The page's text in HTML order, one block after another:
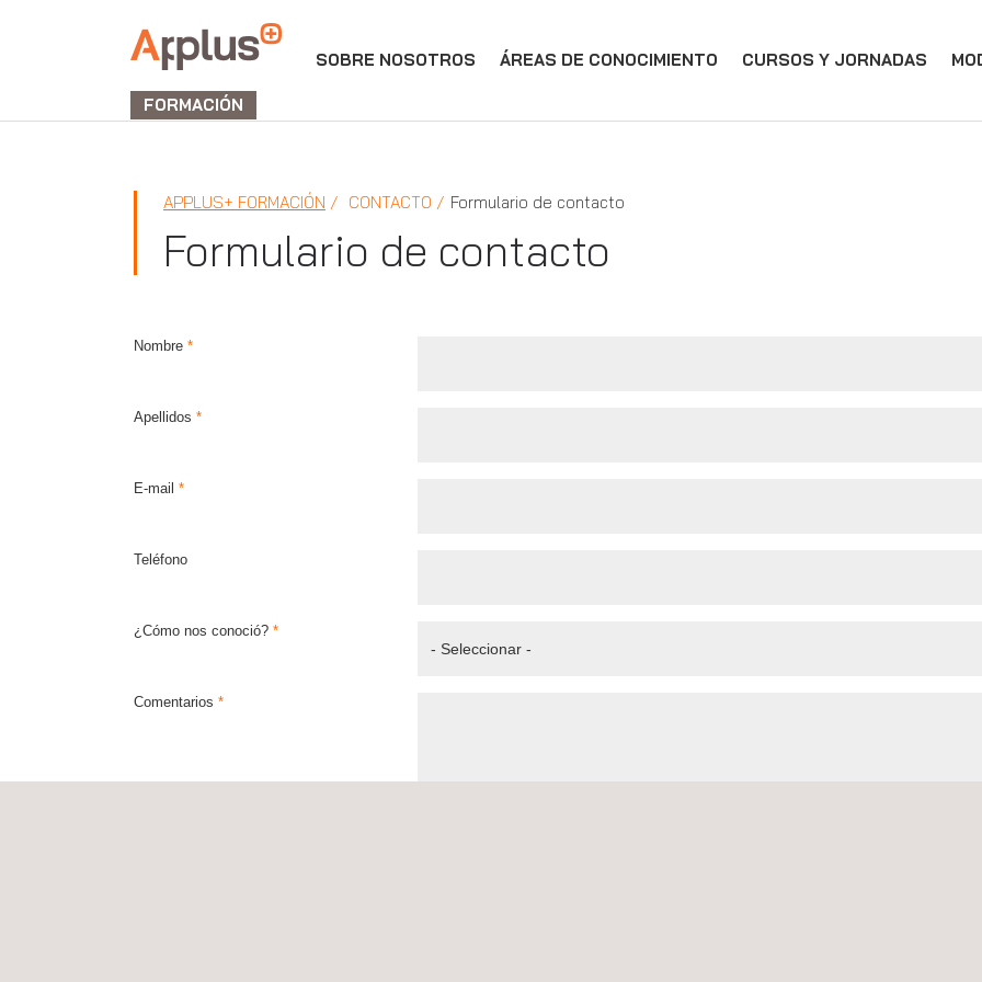
APPLUS+
FORMACIÓN
SOBRE NOSOTROS ÁREAS DE CONOCIMIENTO CURSOS Y JORNADAS
APPLUS+ FORMACIÓN CONTACTO Formulario de contacto
Formulario de contacto
Nombre *
Apellidos *
E-mail *
Teléfono
¿Cómo nos conoció? *
Comentarios *